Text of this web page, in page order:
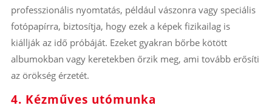
professzionális nyomtatás, például vászonra vagy speciális
fotópapírra, biztosítja, hogy ezek a képek fizikailag is
kiállják az idő próbáját. Ezeket gyakran bőrbe kötött
albumokban vagy keretekben őrzik meg, ami tovább erősíti
az örökség érzetét.
4. Kézműves utómunka